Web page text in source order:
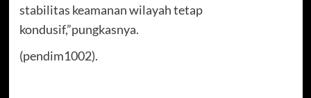
stabilitas keamanan wilayah tetap
kondusif,”pungkasnya.
(pendim1002).